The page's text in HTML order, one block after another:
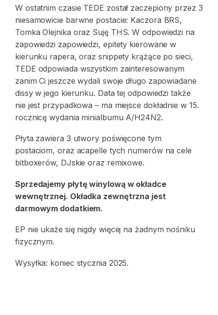
W ostatnim czasie TEDE został zaczepiony przez 3
niesamowicie barwne postacie: Kaczora BRS,
Tomka Olejnika oraz Suję THS. W odpowiedzi na
zapowiedzi zapowiedzi, epitety kierowane w
kierunku rapera, oraz snippety krążące po sieci,
TEDE odpowiada wszystkim zainteresowanym
zanim Ci jeszcze wydali swoje długo zapowiadane
dissy w jego kierunku. Data tej odpowiedzi także
nie jest przypadkowa – ma miejsce dokładnie w 15.
rocznicę wydania minialbumu A/H24N2.
Płyta zawiera 3 utwory poświęcone tym
postaciom, oraz acapelle tych numerów na cele
bitboxerów, DJskie oraz remixowe.
Sprzedajemy płytę winylową w okładce
wewnętrznej. Okładka zewnętrzna jest
darmowym dodatkiem.
EP nie ukaże się nigdy więcej na żadnym nośniku
fizycznym.
Wysyłka: koniec stycznia 2025.